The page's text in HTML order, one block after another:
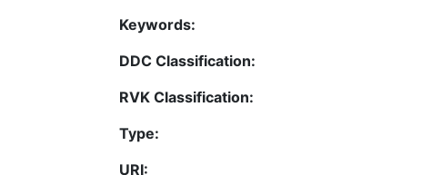
Keywords:
DDC Classification:
RVK Classification:
Type:
URI: